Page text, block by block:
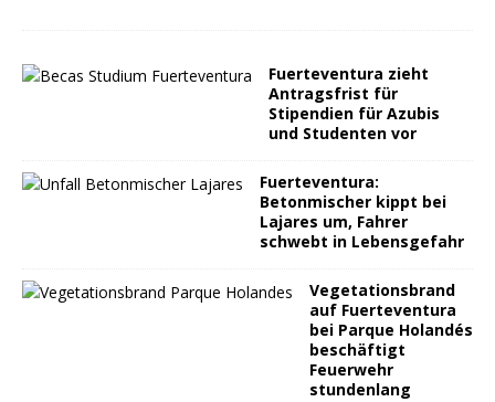
Fuerteventura zieht
Antragsfrist für
Stipendien für Azubis
und Studenten vor
Fuerteventura:
Betonmischer kippt bei
Lajares um, Fahrer
schwebt in Lebensgefahr
Vegetationsbrand
auf Fuerteventura
bei Parque Holandés
beschäftigt
Feuerwehr
stundenlang